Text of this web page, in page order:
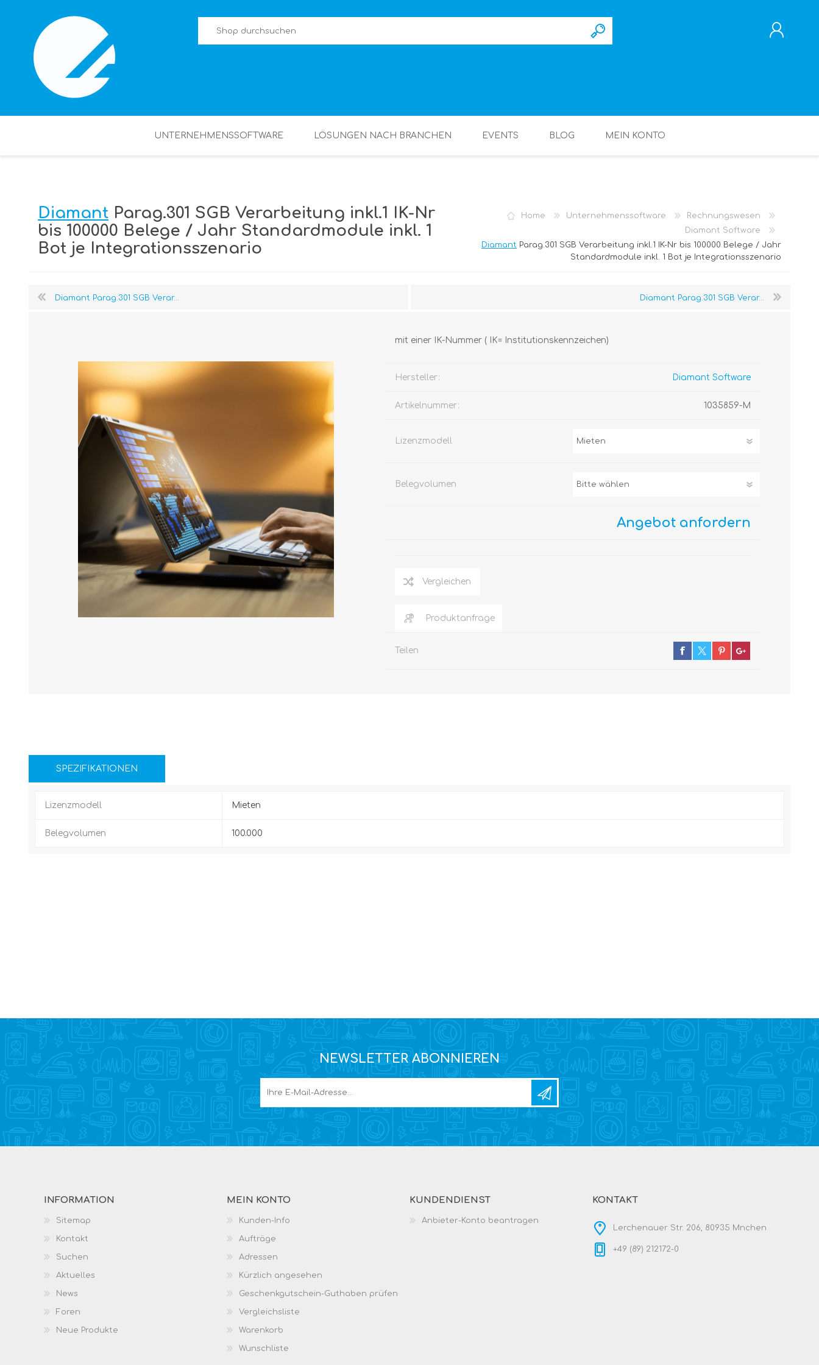
UNTERNEHMENSSOFTWARE LÖSUNGEN NACH BRANCHEN EVENTS BLOG MEIN KONTO
Home Unternehmenssoftware
Rechnungswesen
Diamant Software
Diamant Parag.301 SGB Verarbeitung inkl.1 IK-Nr bis 100000 Belege / Jahr
Standardmodule inkl. 1 Bot je Integrationsszenario
Diamant Parag.301 SGB Verarbeitung inkl.1 IK-Nr
bis 100000 Belege / Jahr Standardmodule inkl. 1
Bot je Integrationsszenario
Diamant Parag.301 SGB Verar... Diamant Parag.301 SGB Verar...
mit einer IK-Nummer ( IK= Institutionskennzeichen)
Hersteller: Diamant Software
Artikelnummer: 1035859-M
Lizenzmodell
Belegvolumen
Angebot anfordern
Vergleichen
Produktanfrage
Teilen
SPEZIFIKATIONEN
Lizenzmodell Mieten
Belegvolumen 100.000
NEWSLETTER ABONNIEREN
INFORMATION
Sitemap
Kontakt
Suchen
Aktuelles
News
Foren
Neue Produkte
MEIN KONTO
Kunden-Info
Aufträge
Adressen
Kürzlich angesehen
Geschenkgutschein-Guthaben prüfen
Vergleichsliste
Warenkorb
Wunschliste
KUNDENDIENST
Anbieter-Konto beantragen
KONTAKT
Lerchenauer Str. 206, 80935 Mnchen
+49 (89) 212172-0